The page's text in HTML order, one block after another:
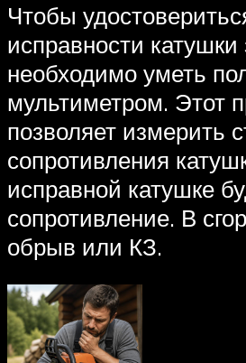
Чтобы
исправности катушки
необходимо уметь
мультиметром. Этот
позволяет измерить
сопротивления
исправной катушке
сопротивление. В
обрыв или КЗ.